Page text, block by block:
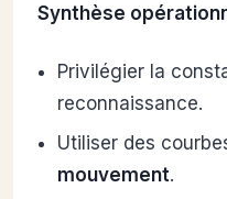
Synthèse
Privilégier la
reconnaissance.
Utiliser des
mouvement.